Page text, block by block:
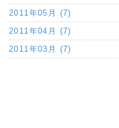
2011年05月 (7)
2011年04月 (7)
2011年03月 (7)